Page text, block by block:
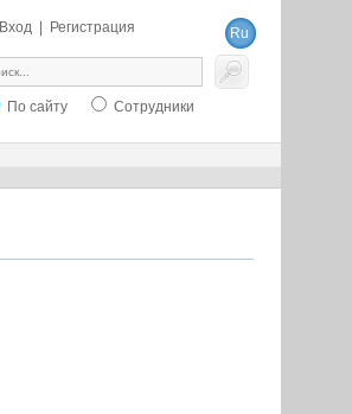
Вход Регистрация
Ru
En
По сайту Сотрудники